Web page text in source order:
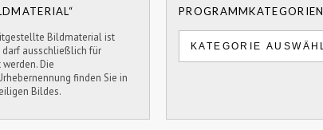
Bildmaterial ist
ausschließlich für
Die
finden Sie in
Bildes.
PROGRAMMKATEGORIEN